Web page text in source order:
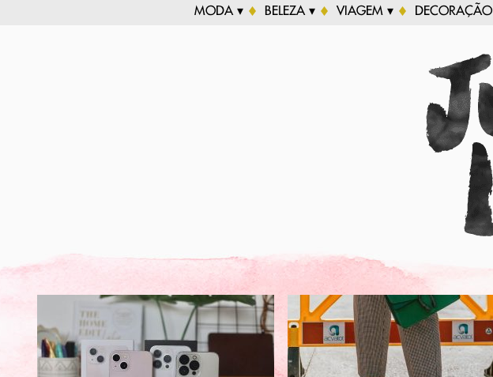
MODA ▾ BELEZA ▾ VIAGEM ▾ DECORAÇÃO